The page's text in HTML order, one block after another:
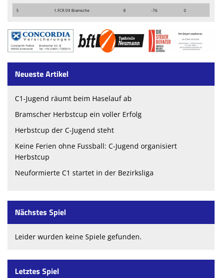
Spielstätten
Trainingszeiten
5 1.FCR 09 Bramsche 8 -76 0
Neueste Artikel
C1-Jugend räumt beim Haselauf ab
Bramscher Herbstcup ein voller Erfolg
Herbstcup der C-Jugend steht
Keine Ferien ohne Fussball: C-Jugend organisiert
Herbstcup
Neuformierte C1 startet in der Bezirksliga
Nächstes Spiel
Leider wurden keine Spiele gefunden.
Letztes Spiel